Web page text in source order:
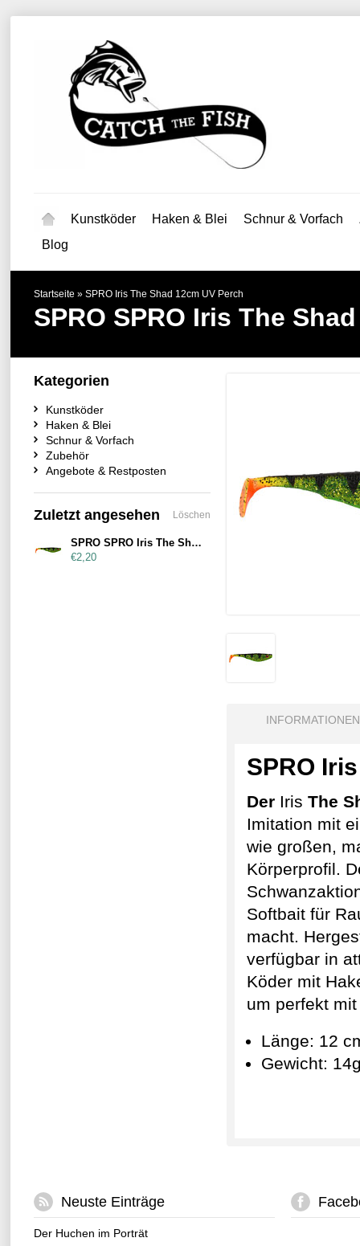
Kunstköder Haken & Blei Schnur & Vorfach
Blog
Startseite » SPRO Iris The Shad 12cm UV Perch
SPRO SPRO Iris The
INFORMATIONEN
SPRO
Der Iris The
Imitation mit
wie großen,
Körperprofil.
Softbait für
macht.
verfügbar in
Köder mit
um perfekt
Länge: 12
Gewicht:
Kategorien
Kunstköder
Haken & Blei
Schnur & Vorfach
Zubehör
Angebote & Restposten
Zuletzt angesehen Löschen
SPRO SPRO Iris The Shad 12cm UV Perch
€2,20
Neuste Einträge
Der Huchen im Porträt